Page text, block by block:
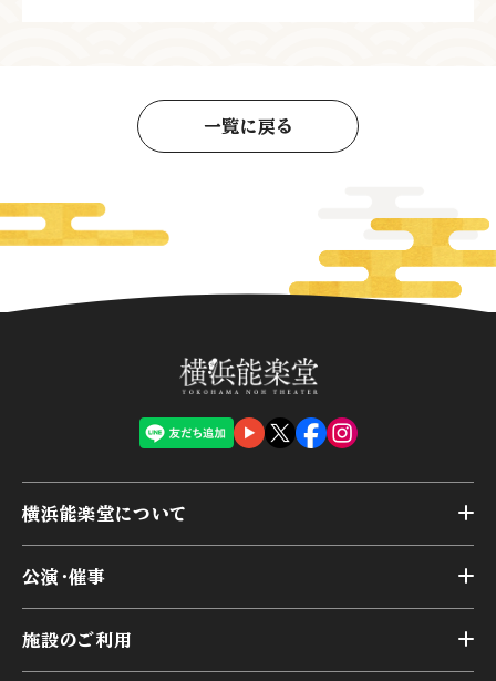
一覧に戻る
横浜能楽堂について
横浜能楽堂が取り組んだ事業
能舞台の歴史と特徴
公演・催事
施設のご利用